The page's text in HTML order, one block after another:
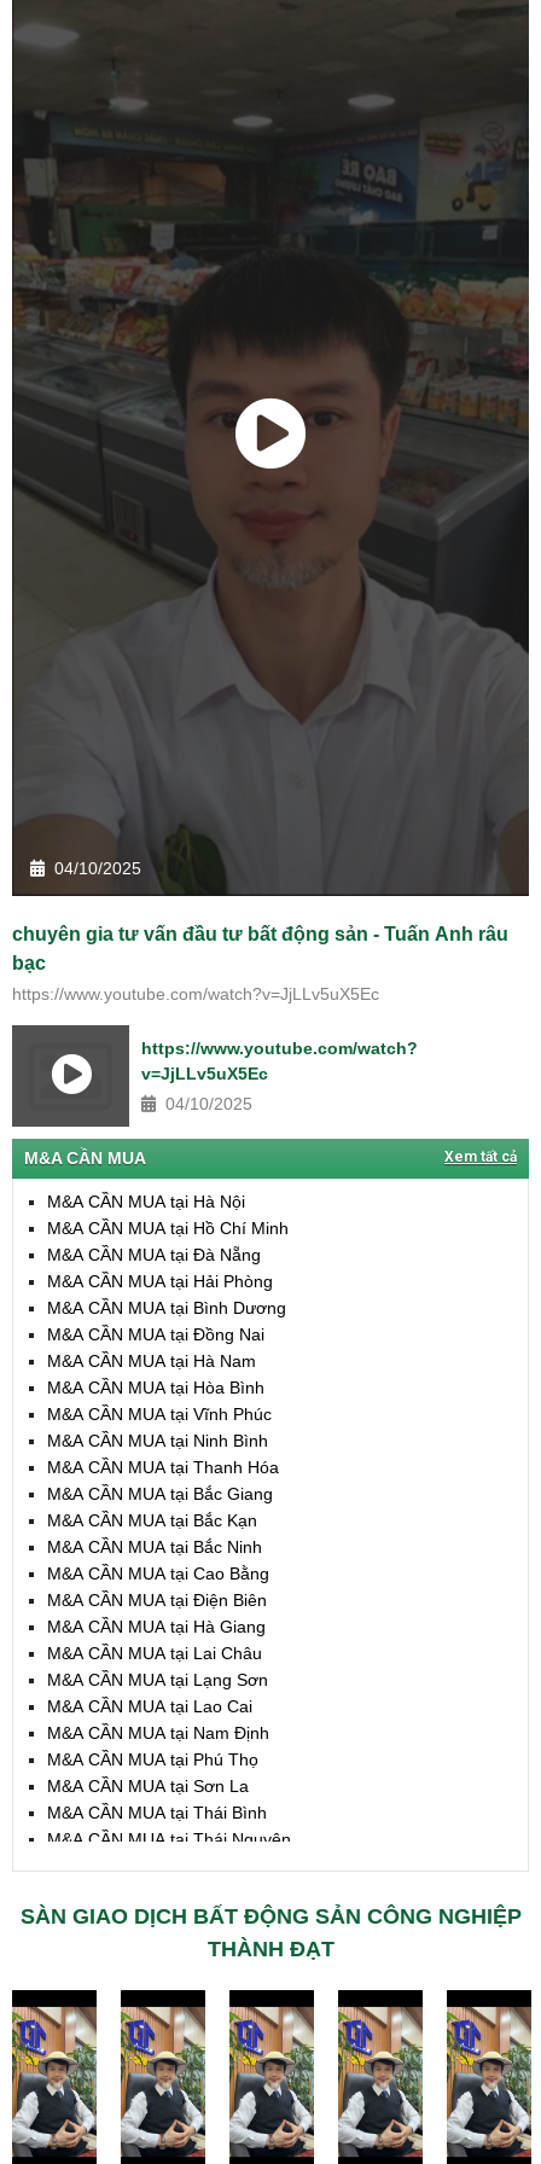
04/10/2025
chuyên gia tư vấn đầu tư bất động sản - Tuấn Anh râu
bạc
https://www.youtube.com/watch?v=JjLLv5uX5Ec
https://www.youtube.com/watch?
v=JjLLv5uX5Ec
04/10/2025
M&A CẦN MUA Xem tất cả
M&A CẦN MUA tại Hà Nội
M&A CẦN MUA tại Hồ Chí Minh
M&A CẦN MUA tại Đà Nẵng
M&A CẦN MUA tại Hải Phòng
M&A CẦN MUA tại Bình Dương
M&A CẦN MUA tại Đồng Nai
M&A CẦN MUA tại Hà Nam
M&A CẦN MUA tại Hòa Bình
M&A CẦN MUA tại Vĩnh Phúc
M&A CẦN MUA tại Ninh Bình
M&A CẦN MUA tại Thanh Hóa
M&A CẦN MUA tại Bắc Giang
M&A CẦN MUA tại Bắc Kạn
M&A CẦN MUA tại Bắc Ninh
M&A CẦN MUA tại Cao Bằng
M&A CẦN MUA tại Điện Biên
M&A CẦN MUA tại Hà Giang
M&A CẦN MUA tại Lai Châu
M&A CẦN MUA tại Lạng Sơn
M&A CẦN MUA tại Lao Cai
M&A CẦN MUA tại Nam Định
M&A CẦN MUA tại Phú Thọ
M&A CẦN MUA tại Sơn La
M&A CẦN MUA tại Thái Bình
M&A CẦN MUA tại Thái Nguyên
M&A CẦN MUA tại Thừa T. Huế
M&A CẦN MUA tại Khánh Hoà
M&A CẦN MUA tại Bình Thuận
M&A CẦN MUA tại Đăk Nông
M&A CẦN MUA tại ĐắkLắk
M&A CẦN MUA tại Gia Lai
M&A CẦN MUA tại Hà Tĩnh
M&A CẦN MUA tại Kon Tum
SÀN GIAO DỊCH BẤT ĐỘNG SẢN CÔNG NGHIỆP
THÀNH ĐẠT